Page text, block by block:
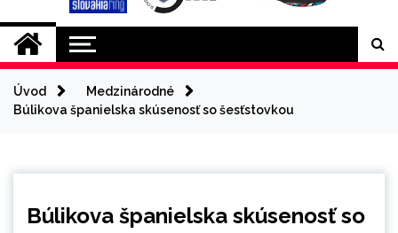
Úvod
Medzinárodné
Búlikova španielska skúsenosť so šesťstovkou
Búlikova španielska skúsenosť so